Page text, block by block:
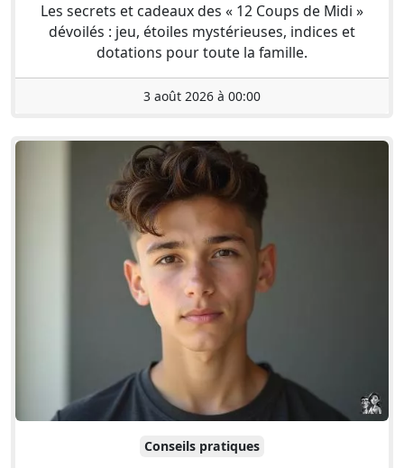
Les secrets et cadeaux des « 12 Coups de Midi »
dévoilés : jeu, étoiles mystérieuses, indices et
dotations pour toute la famille.
3 août 2026 à 00:00
Conseils pratiques